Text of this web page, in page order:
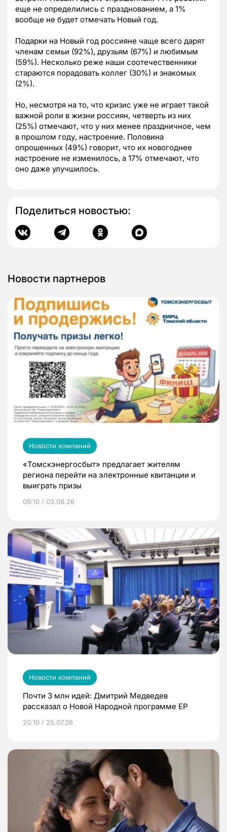
еще не определились с празднованием, а 1%
вообще не будет отмечать Новый год.
Подарки на Новый год россияне чаще всего дарят
членам семьи (92%), друзьям (67%) и любимым
(59%). Несколько реже наши соотечественники
стараются порадовать коллег (30%) и знакомых
(2%).
Но, несмотря на то, что кризис уже не играет такой
важной роли в жизни россиян, четверть из них
(25%) отмечают, что у них менее праздничное, чем
в прошлом году, настроение. Половина
опрошенных (49%) говорит, что их новогоднее
настроение не изменилось, а 17% отмечают, что
оно даже улучшилось.
Поделиться новостью:
Новости партнеров
Новости компаний
«Томскэнергосбыт» предлагает жителям
региона перейти на электронные квитанции и
выиграть призы
09:10 / 03.08.26
Новости компаний
Почти 3 млн идей: Дмитрий Медведев
рассказал о Новой Народной программе ЕР
20:10 / 25.07.26